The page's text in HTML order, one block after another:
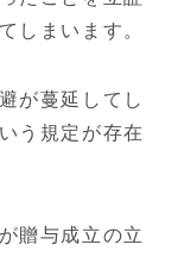
しまいます。
が蔓延してし
う規定が存在
贈与成立の立